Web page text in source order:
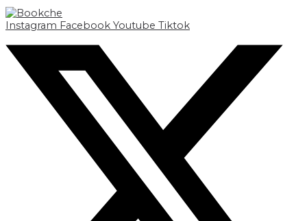
Instagram Facebook Youtube Tiktok